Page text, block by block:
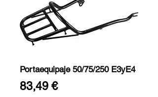
Portaequipaje 50/75/250 E3yE4
83,49 €Precio